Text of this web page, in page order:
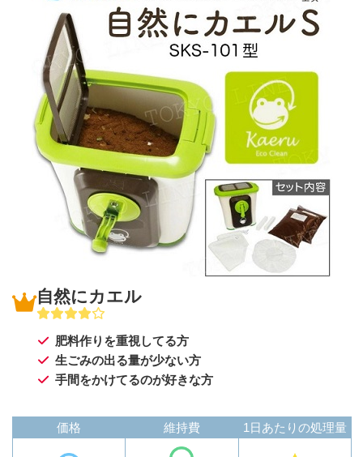
自然にカエル
肥料作りを重視してる方
生ごみの出る量が少ない方
手間をかけてるのが好きな方
価格 維持費 1日あたりの処理量